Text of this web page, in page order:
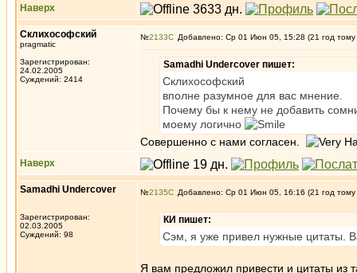
Наверх
Склихософский
pragmatic
Зарегистрирован:
24.02.2005
Суждений: 2414
№2133 Добавлено: Ср 01 Июн 05, 15:28 (21 год тому
Samadhi Undercover пишет:
Склихософский
вполне разумное для вас мнение.
Почему бы к нему не добавить
моему логично
Совершенно с нами согласен.
Наверх
Samadhi Undercover
Зарегистрирован:
02.03.2005
Суждений: 98
№2135 Добавлено: Ср 01 Июн 05, 16:16 (21 год тому
КИ пишет:
Сэм, я уже привел нужные цитаты.
Я вам предложил привести и цитаты из